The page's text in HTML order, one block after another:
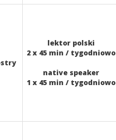
lektor polski
2 x 45 min / tygodniowo
native speaker
1 x 45 min / tygodniowo